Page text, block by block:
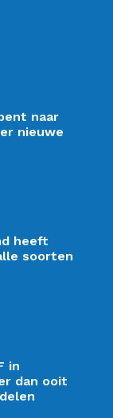
naar
nieuwe
heeft
soorten
in
dan ooit